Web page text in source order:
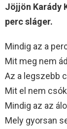
Jöjjön Karády
perc sláger.
Mindig az a
Mit meg nem
Az a legszebb
Mit el nem
Mindig az az
Mely gyorsan